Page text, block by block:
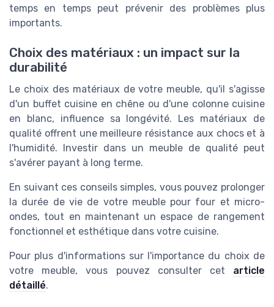
temps en temps peut prévenir des problèmes plus
importants.
Choix des matériaux : un impact sur la
durabilité
Le choix des matériaux de votre meuble, qu'il s'agisse
d'un buffet cuisine en chêne ou d'une colonne cuisine
en blanc, influence sa longévité. Les matériaux de
qualité offrent une meilleure résistance aux chocs et à
l'humidité. Investir dans un meuble de qualité peut
s'avérer payant à long terme.
En suivant ces conseils simples, vous pouvez prolonger
la durée de vie de votre meuble pour four et micro-
ondes, tout en maintenant un espace de rangement
fonctionnel et esthétique dans votre cuisine.
Pour plus d'informations sur l'importance du choix de
votre meuble, vous pouvez consulter cet article
détaillé.